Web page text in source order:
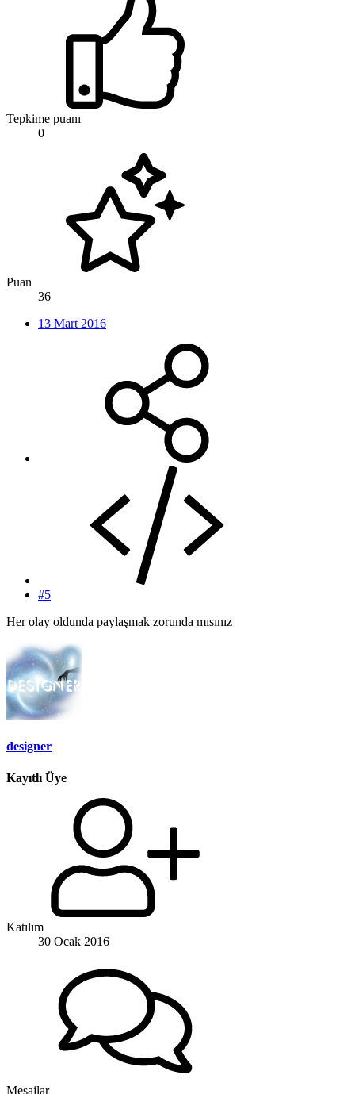
Tepkime puanı
0
Puan
36
13 Mart 2016
#5
Her olay oldunda paylaşmak zorunda mısınız
designer
Kayıtlı Üye
Katılım
30 Ocak 2016
Mesajlar